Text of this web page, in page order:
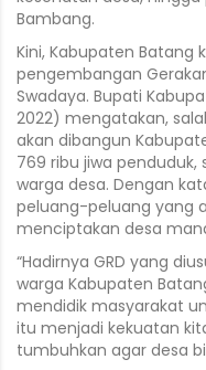
Bambang.
Kini, Kabupaten
pengembangan
Swadaya. Bupati
2022) mengatakan,
akan dibangun
769 ribu jiwa
warga desa. Dengan
peluang-peluang yang
menciptakan desa
“Hadirnya GRD yang
warga Kabupaten
mendidik masyarakat
itu menjadi kekuatan
tumbuhkan agar desa